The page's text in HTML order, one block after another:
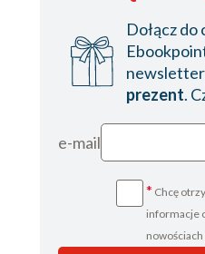
Dołącz
prezent.
e-mail
* Chcę
informacje